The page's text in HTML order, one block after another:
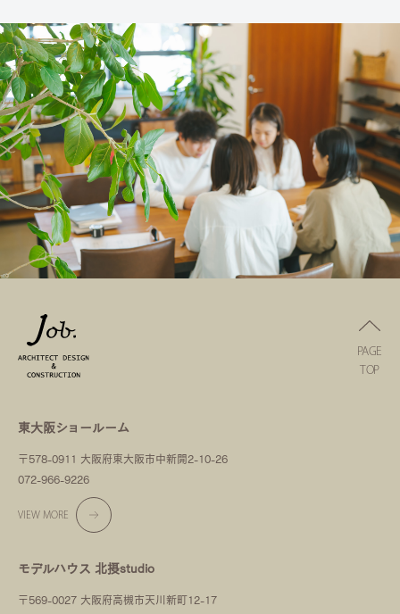
東大阪ショールーム
〒578-0911 大阪府東大阪市中新開2-10-26
072-966-9226
VIEW MORE
モデルハウス 北摂studio
〒569-0027 大阪府高槻市天川新町12-17
PAGE
TOP